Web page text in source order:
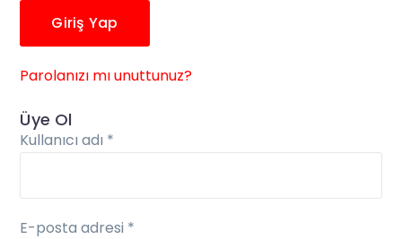
Giriş Yap
Parolanızı mı unuttunuz?
Üye Ol
Kullanıcı adı *
E-posta adresi *